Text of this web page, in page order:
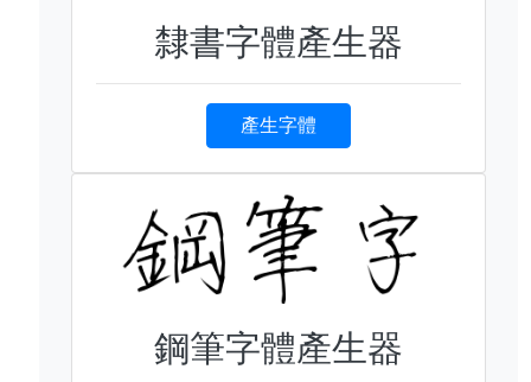
隸書字體產生器
產生字體
鋼筆字體產生器